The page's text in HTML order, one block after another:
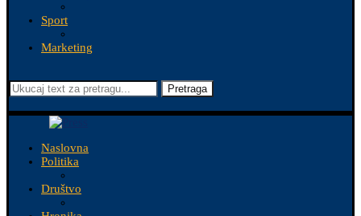
Sport
Marketing
Pretraga
Naslovna
Politika
Društvo